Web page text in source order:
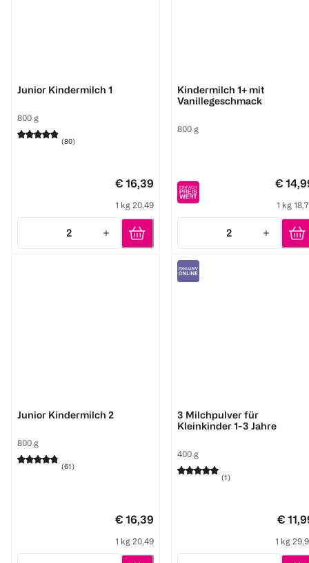
Junior Kindermilch 1
800 g
(80)
€ 16,39
1 kg 20,49
2
Quantity: 2
Kindermilch 1+ mit
Vanillegeschmack
800 g
€
1 kg
2
Quantity: 2
Junior Kindermilch 2
800 g
(61)
€ 16,39
1 kg 20,49
3 Milchpulver für
Kleinkinder 1-3 Jahre
400 g
(1)
€
1 kg